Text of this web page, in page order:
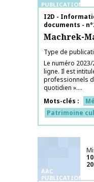
PUBLICATIONS
Nom de la
I2D -
documents -
Machrek-
Type de
Le numéro
ligne. Il est
professionnels
quotidien »....
Mots-clés
Patrimoine
AAC
PUBLICATIONS